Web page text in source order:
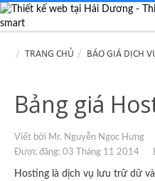
TRANG CHỦ BÁO GIÁ DỊCH
Bảng giá
Viết bởi Mr. Nguyễn Ngọc Hưng
Được đăng: 03 Tháng 11 2014
Hosting là dịch vụ lưu trữ dữ